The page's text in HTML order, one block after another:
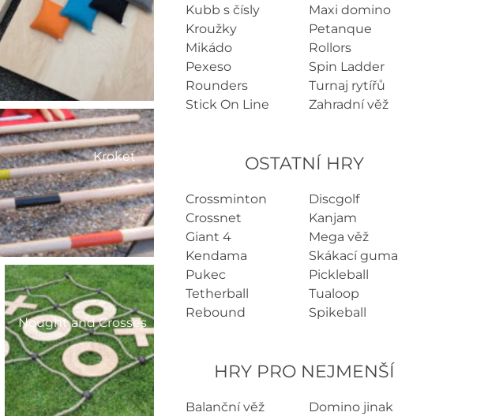
Kroket
Nought and Crosses
Kubb s čísly
Kroužky
Mikádo
Pexeso
Rounders
Stick On Line
Maxi domino
Petanque
Rollors
Spin Ladder
Turnaj rytířů
Zahradní věž
OSTATNÍ HRY
Crossminton
Crossnet
Giant 4
Kendama
Pukec
Tetherball
Rebound
Discgolf
Kanjam
Mega věž
Skákací guma
Pickleball
Tualoop
Spikeball
HRY PRO NEJMENŠÍ
Balanční věž
Domino jinak